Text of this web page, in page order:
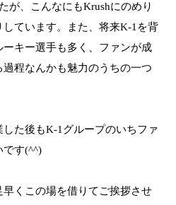
が、こんなにもKrushにのめり
ています。また、将来K-1を背
キー選手も多く、ファンが成
程なんかも魅力のうちの一つ
た後もK-1グループのいちファ
です(^^)
くこの場を借りてご挨拶させ